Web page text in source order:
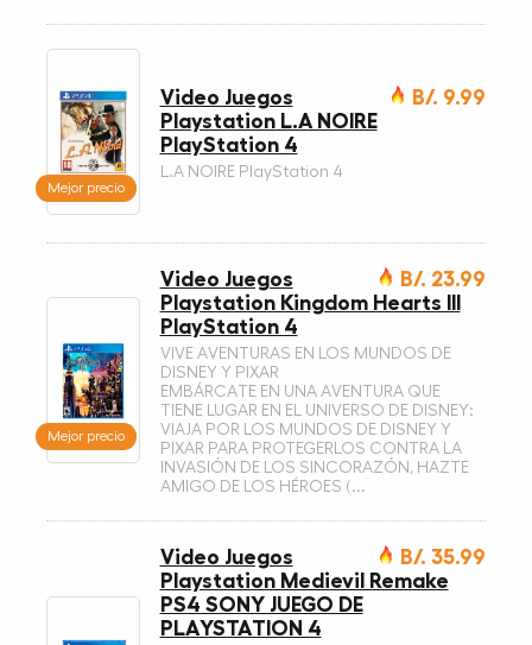
Mejor precio
B/. 9.99
Video Juegos
Playstation L.A NOIRE
PlayStation 4
L.A NOIRE PlayStation 4
Mejor precio
B/. 23.99
Video Juegos
Playstation Kingdom Hearts III
PlayStation 4
VIVE AVENTURAS EN LOS MUNDOS DE
DISNEY Y PIXAR
EMBÁRCATE EN UNA AVENTURA QUE
TIENE LUGAR EN EL UNIVERSO DE DISNEY:
VIAJA POR LOS MUNDOS DE DISNEY Y
PIXAR PARA PROTEGERLOS CONTRA LA
INVASIÓN DE LOS SINCORAZÓN, HAZTE
AMIGO DE LOS HÉROES (...
B/. 35.99
Video Juegos
Playstation Medievil Remake
PS4 SONY JUEGO DE
PLAYSTATION 4